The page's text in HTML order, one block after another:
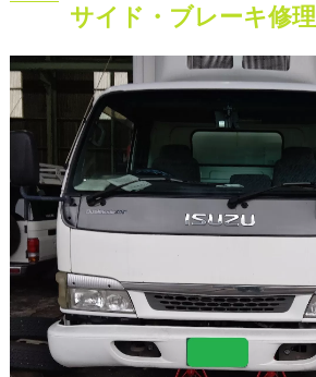
サイド・ブレーキ修理